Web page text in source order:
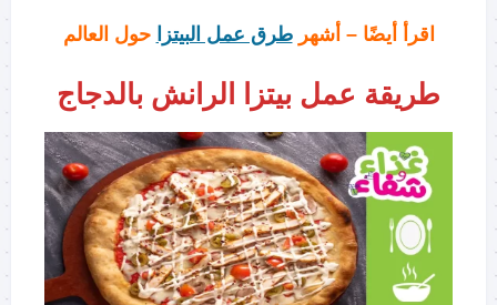
اقرأ أيضًا – أشهرطرق عمل البيتزا حول العالم
طريقة عمل بيتزا الرانش بالدجاج